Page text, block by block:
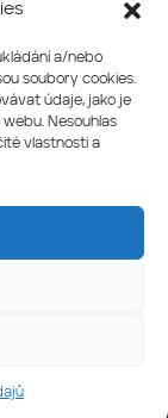
a/nebo
soubory cookies.
údaje, jako je
Nesouhlas
vlastnosti a